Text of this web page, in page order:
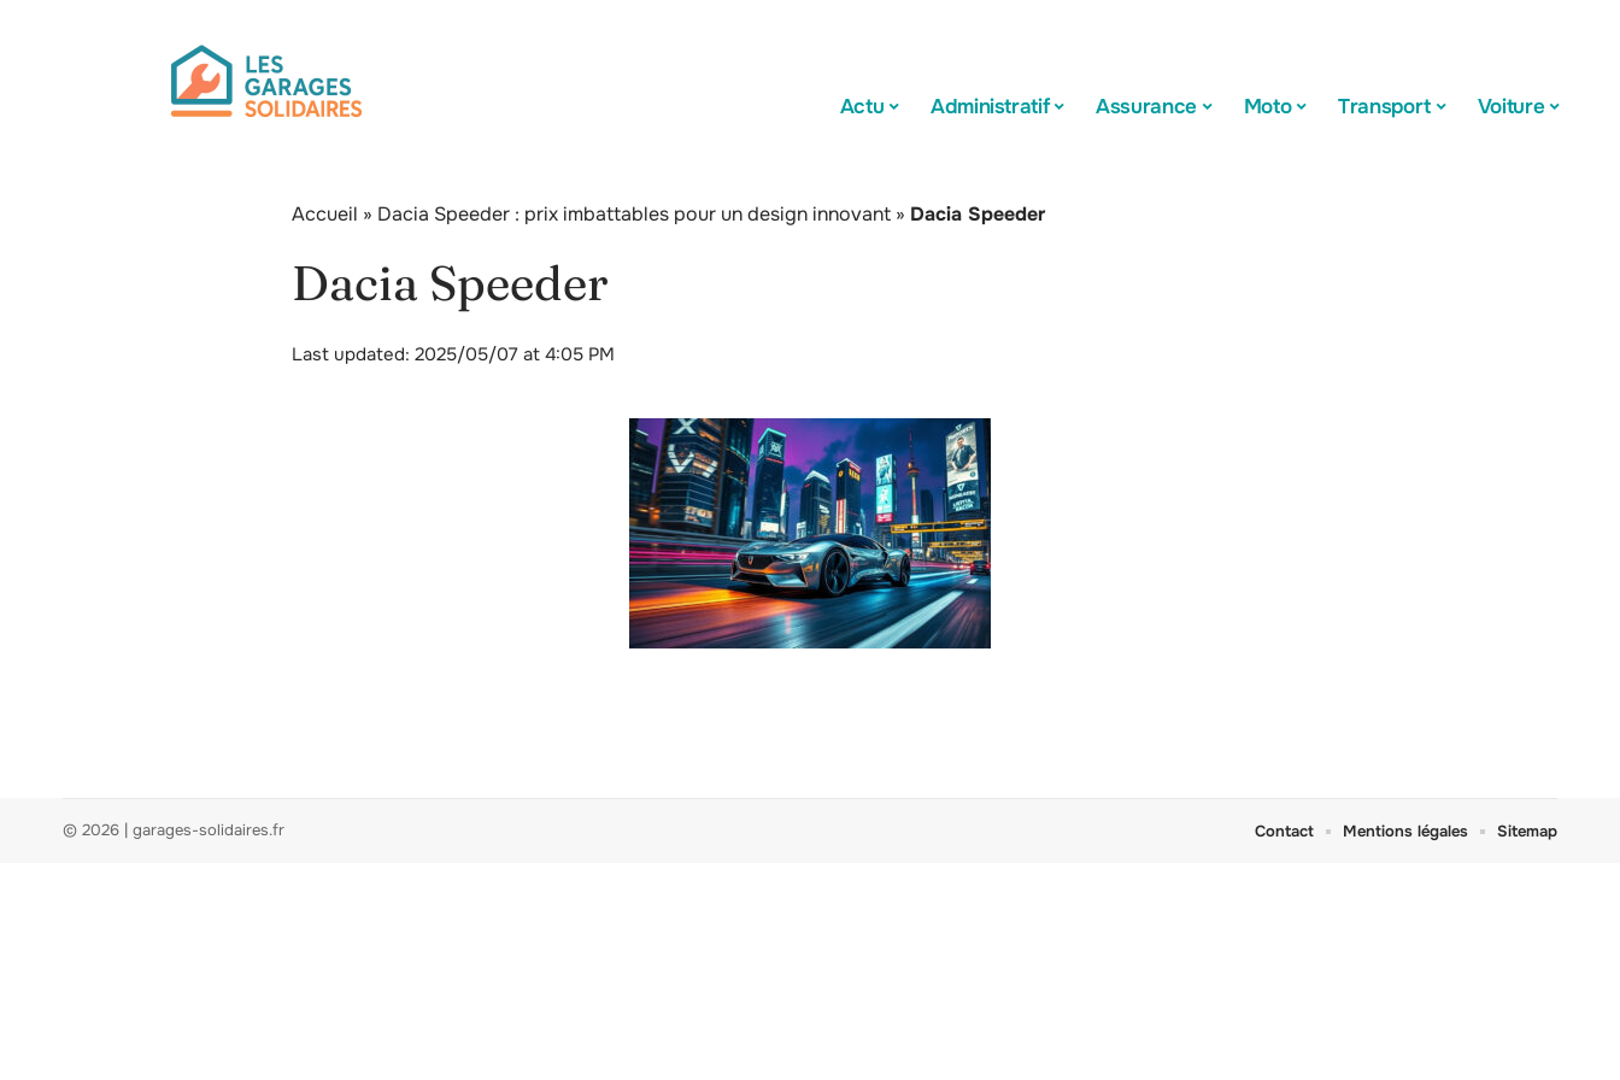
Actu Administratif Assurance Moto Transport Voiture
Accueil » Dacia Speeder : prix imbattables pour un design innovant » Dacia Speeder
Dacia Speeder
Last updated: 2025/05/07 at 4:05 PM
© 2026 | garages-solidaires.fr Contact Mentions légales Sitemap